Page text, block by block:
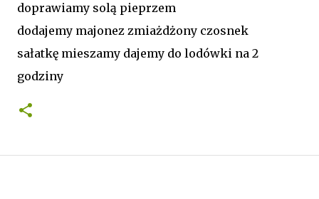
doprawiamy solą pieprzem
dodajemy majonez zmiażdżony czosnek
sałatkę mieszamy dajemy do lodówki na 2
godziny